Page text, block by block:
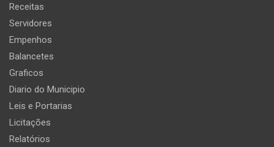
Receitas
Servidores
Empenhos
Balancetes
Graficos
Diario do Municipio
Leis e Portarias
Licitações
Relatórios